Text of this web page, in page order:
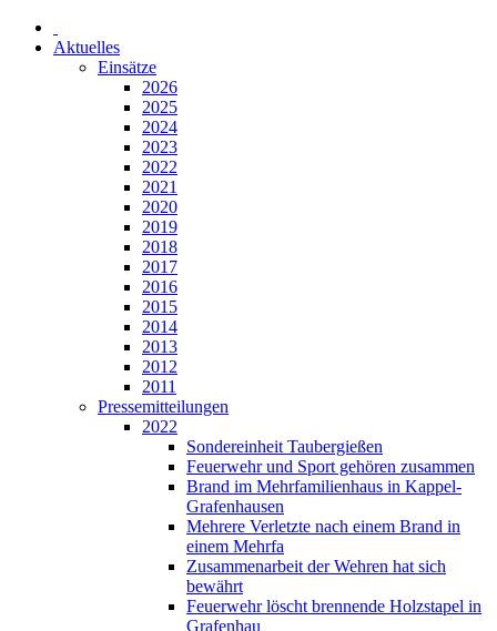
Aktuelles
Einsätze
2026
2025
2024
2023
2022
2021
2020
2019
2018
2017
2016
2015
2014
2013
2012
2011
Pressemitteilungen
2022
Sondereinheit Taubergießen
Feuerwehr und Sport gehören zusammen
Brand im Mehrfamilienhaus in Kappel-
Grafenhausen
Mehrere Verletzte nach einem Brand in
einem Mehrfa
Zusammenarbeit der Wehren hat sich
bewährt
Feuerwehr löscht brennende Holzstapel in
Grafenhau